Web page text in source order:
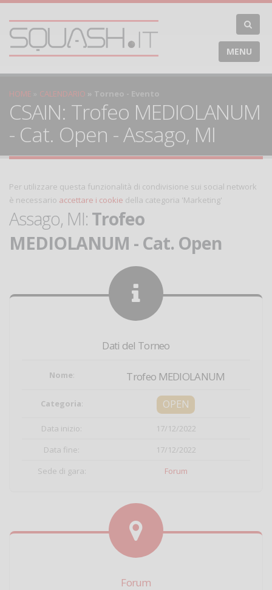
MENU
HOME CALENDARIO Torneo - Evento
CSAIN: Trofeo MEDIOLANUM
- Cat. Open - Assago, MI
Per utilizzare questa funzionalità di condivisione sui social network
è necessario accettare i cookie della categoria 'Marketing'
Assago, MI: Trofeo
MEDIOLANUM - Cat. Open
Dati del Torneo
Nome: Trofeo MEDIOLANUM
Categoria: OPEN
Data inizio:
17/12/2022
Data fine:
17/12/2022
Sede di gara:
Forum
Forum